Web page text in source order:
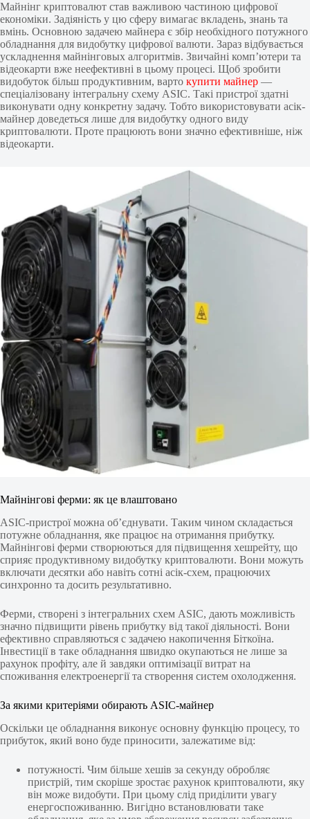
Майнінг криптовалют став важливою частиною цифрової
економіки. Задіяність у цю сферу вимагає вкладень, знань та
вмінь. Основною задачею майнера є збір необхідного потужного
обладнання для видобутку цифрової валюти. Зараз відбувається
ускладнення майнінговых алгоритмів. Звичайні комп’ютери та
відеокарти вже неефективні в цьому процесі. Щоб зробити
видобуток більш продуктивним, варто купити майнер —
спеціалізовану інтегральну схему ASIC. Такі пристрої здатні
виконувати одну конкретну задачу. Тобто використовувати асік-
майнер доведеться лише для видобутку одного виду
криптовалюти. Проте працюють вони значно ефективніше, ніж
відеокарти.
Майнінгові ферми: як це влаштовано
ASIC-пристрої можна об’єднувати. Таким чином складається
потужне обладнання, яке працює на отримання прибутку.
Майнінгові ферми створюються для підвищення хешрейту, що
сприяє продуктивному видобутку криптовалюти. Вони можуть
включати десятки або навіть сотні асік-схем, працюючих
синхронно та досить результативно.
Ферми, створені з інтегральних схем ASIC, дають можливість
значно підвищити рівень прибутку від такої діяльності. Вони
ефективно справляються с задачею накопичення Біткоїна.
Інвестиції в таке обладнання швидко окупаються не лише за
рахунок профіту, але й завдяки оптимізації витрат на
споживання електроенергії та створення систем охолодження.
За якими критеріями обирають ASIC-майнер
Оскільки це обладнання виконує основну функцію процесу, то
прибуток, який воно буде приносити, залежатиме від:
потужності. Чим більше хешів за секунду обробляє
пристрій, тим скоріше зростає рахунок криптовалюти, яку
він може видобути. При цьому слід приділити увагу
енергоспоживанню. Вигідно встановлювати таке